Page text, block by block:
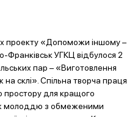
проекту «Допоможи іншому –
Франківськ УГКЦ відбулося 2
пар – «Виготовлення
склі». Спільна творча праця
простору для кращого
молоддю з обмеженими